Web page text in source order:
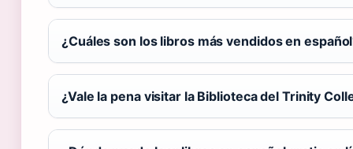
¿Cuáles son los libros más vendidos en
¿Vale la pena visitar la Biblioteca del Trinity